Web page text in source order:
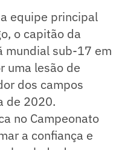
equipe principal
o capitão da
mundial sub-17 em
uma lesão de
dos campos
de 2020.
no Campeonato
a confiança e